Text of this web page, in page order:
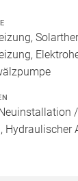
Hydraulischer